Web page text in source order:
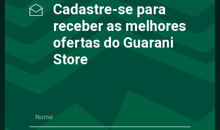
Cadastre-se para
receber as melhores
ofertas do Guarani
Store